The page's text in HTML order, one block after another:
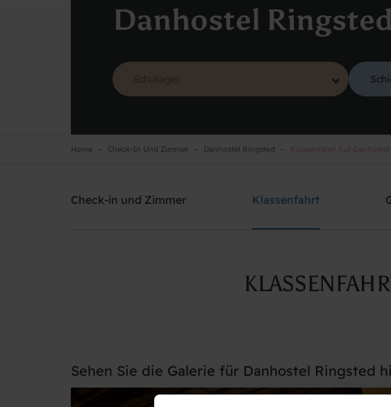
Danhostel
Home Check-In Und Zimmer Danhostel Ringsted
Check-in und Zimmer Klassenfahrt
Sehen Sie die Galerie für Danhostel Ringsted